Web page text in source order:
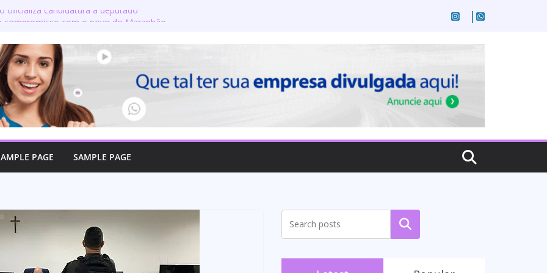
oficializa candidatura a deputado
crenças sobre a alimentação durante
candidatos ao governo e 11 ao Senado
defende reajuste de 21,7% para todos
e aposentados do Maranhão
posse no Senado e se torna a
Coroatá
PAGE SAMPLE PAGE
Pesquisar